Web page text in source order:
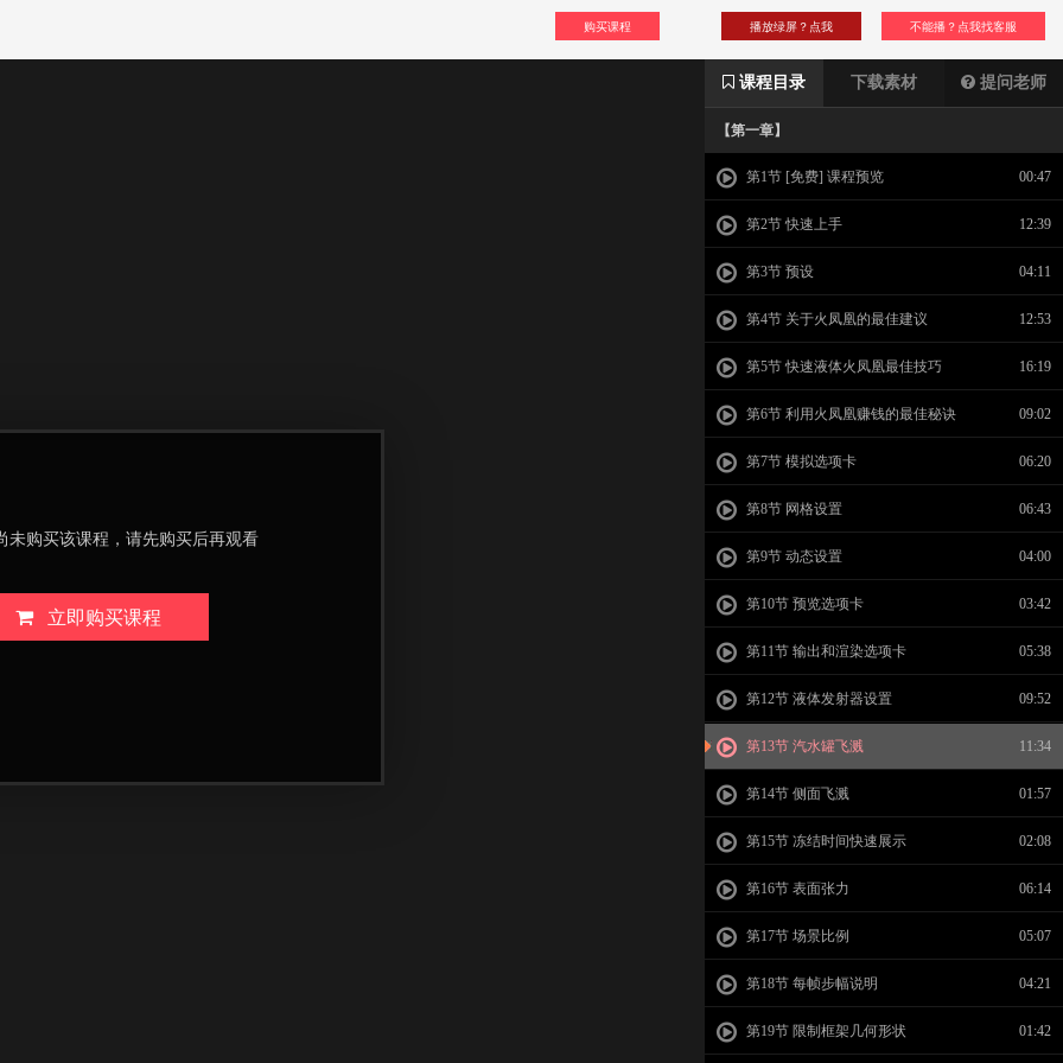
购买课程 不能播？点我找客服
播放绿屏？点我
课程目录 下载素材 提问老师
【第一章】
第1节 [免费] 课程预览 00:47
第2节 快速上手 12:39
第3节 预设 04:11
第4节 关于火凤凰的最佳建议 12:53
第5节 快速液体火凤凰最佳技巧 16:19
第6节 利用火凤凰赚钱的最佳秘诀 09:02
第7节 模拟选项卡 06:20
第8节 网格设置 06:43
第9节 动态设置 04:00
第10节 预览选项卡 03:42
第11节 输出和渲染选项卡 05:38
第12节 液体发射器设置 09:52
第13节 汽水罐飞溅 11:34
第14节 侧面飞溅 01:57
第15节 冻结时间快速展示 02:08
第16节 表面张力 06:14
第17节 场景比例 05:07
第18节 每帧步幅说明 04:21
第19节 限制框架几何形状 01:42
未购买该课程，请先购买后再观看
立即购买课程